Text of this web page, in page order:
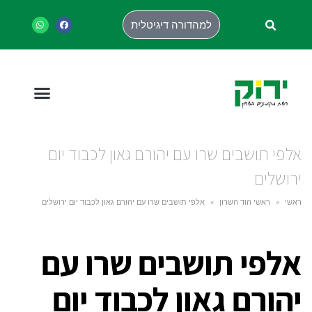
למהדורה דיגיטלית
אלפי תושבים שרו עם יהורם גאון לכבוד יום
ירושלים
ראשי » ראשי הוד השרון » אלפי תושבים שרו עם יהורם גאון לכבוד יום ירושלים
אלפי תושבים שרו עם
יהורם גאון לכבוד יום